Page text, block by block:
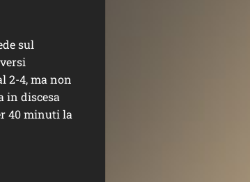
sul
2-4, ma non
in discesa
40 minuti la